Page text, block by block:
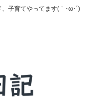
子育てやってます(｀･ω･´)